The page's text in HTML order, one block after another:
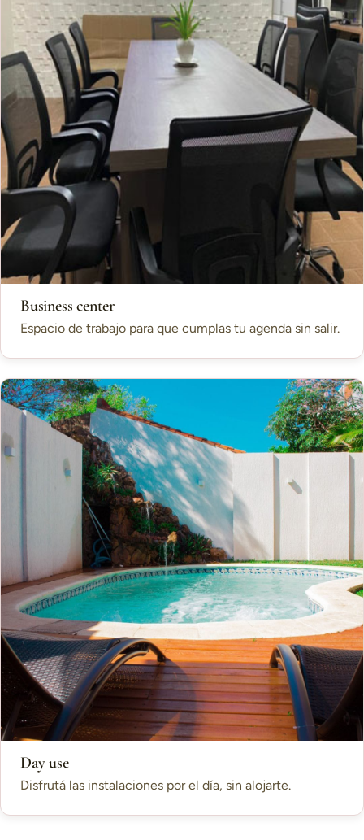
Business center
Espacio de trabajo para que cumplas tu agenda sin salir.
Day use
Disfrutá las instalaciones por el día, sin alojarte.